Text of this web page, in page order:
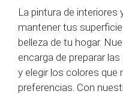
La pintura de interiores
mantener tus
belleza de tu hogar.
encarga de preparar
y elegir los colores que
preferencias. Con